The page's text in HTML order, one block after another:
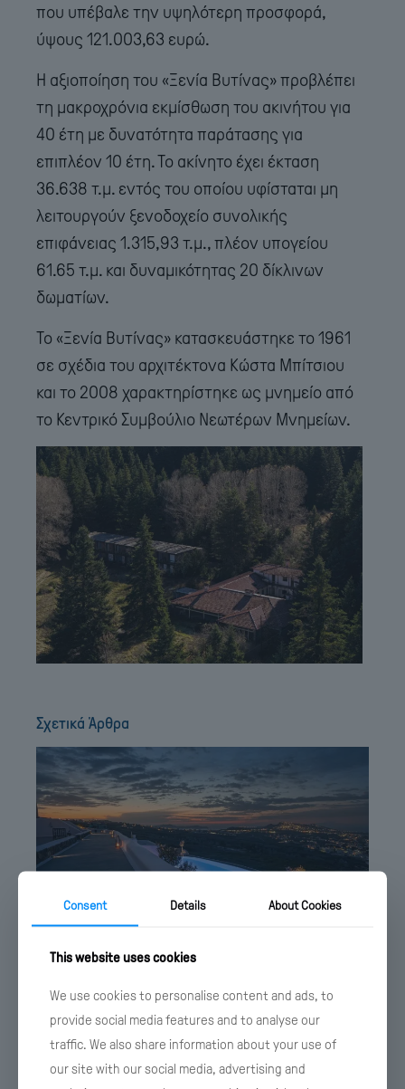
που υπέβαλε την υψηλότερη προσφορά,
ύψους 121.003,63 ευρώ.
Η αξιοποίηση του «Ξενία Βυτίνας» προβλέπει
τη μακροχρόνια εκμίσθωση του ακινήτου για
40 έτη με δυνατότητα παράτασης για
επιπλέον 10 έτη. Το ακίνητο έχει έκταση
36.638 τ.μ. εντός του οποίου υφίσταται μη
λειτουργούν ξενοδοχείο συνολικής
επιφάνειας 1.315,93 τ.μ., πλέον υπογείου
61.65 τ.μ. και δυναμικότητας 20 δίκλινων
δωματίων.
Το «Ξενία Βυτίνας» κατασκευάστηκε το 1961
σε σχέδια του αρχιτέκτονα Κώστα Μπίτσιου
και το 2008 χαρακτηρίστηκε ως μνημείο από
το Κεντρικό Συμβούλιο Νεωτέρων Μνημείων.
Σχετικά Άρθρα
Στον όμιλο HotelBrain το Carpe Diem στη
Σαντορίνη
Consent Details About Cookies
This website uses cookies
We use cookies to personalise content and ads, to
provide social media features and to analyse our
traffic. We also share information about your use of
our site with our social media, advertising and